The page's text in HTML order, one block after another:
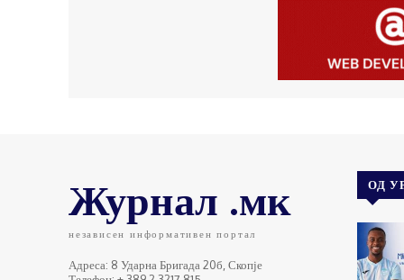
Журнал .мк
независен информативен портал
Адреса: 8 Ударна Бригада 20б, Скопје
ОД